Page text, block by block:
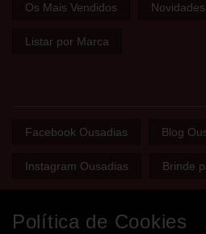
Os Mais Vendidos Novidades
Listar por Marca
Facebook Ousadias Blog
Instagram Ousadias Brinde
Política de Cookies